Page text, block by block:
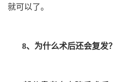
就可以了。
8、为什么术后还会复发？